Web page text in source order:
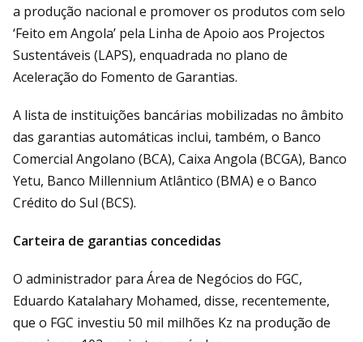
a produção nacional e promover os produtos com selo
‘Feito em Angola’ pela Linha de Apoio aos Projectos
Sustentáveis (LAPS), enquadrada no plano de
Aceleração do Fomento de Garantias.
A lista de instituições bancárias mobilizadas no âmbito
das garantias automáticas inclui, também, o Banco
Comercial Angolano (BCA), Caixa Angola (BCGA), Banco
Yetu, Banco Millennium Atlântico (BMA) e o Banco
Crédito do Sul (BCS).
Carteira de garantias concedidas
O administrador para Área de Negócios do FGC,
Eduardo Katalahary Mohamed, disse, recentemente,
que o FGC investiu 50 mil milhões Kz na produção de